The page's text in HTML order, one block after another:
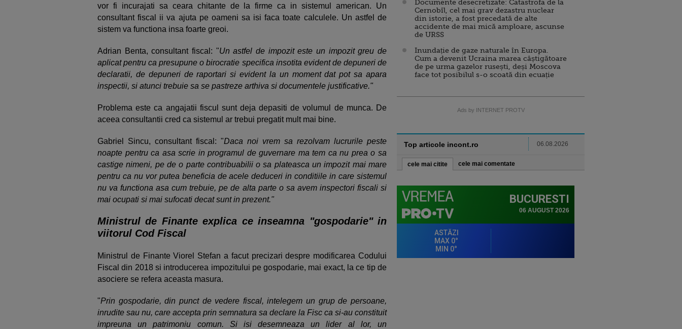
vor fi incurajati sa ceara chitante de la firme ca in sistemul american. Un
consultant fiscal ii va ajuta pe oameni sa isi faca toate calculele. Un astfel de
sistem va functiona insa foarte greoi.
Adrian Benta, consultant fiscal: "Un astfel de impozit este un impozit greu de
aplicat pentru ca presupune o birocratie specifica insotita evident de depuneri de
declaratii, de depuneri de raportari si evident la un moment dat pot sa apara
inspectii, si atunci trebuie sa se pastreze arthiva si documentele justificative."
Problema este ca angajatii fiscul sunt deja depasiti de volumul de munca. De
aceea consultantii cred ca sistemul ar trebui pregatit mult mai bine.
Gabriel Sincu, consultant fiscal: "Daca noi vrem sa rezolvam lucrurile peste
noapte pentru ca asa scrie in programul de guvernare ma tem ca nu prea o sa
castige nimeni, pe de o parte contribuabilii o sa plateasca un impozit mai mare
pentru ca nu vor putea beneficia de acele deduceri in conditiile in care sistemul
nu va functiona asa cum trebuie, pe de alta parte o sa avem inspectori fiscali si
mai ocupati si mai sufocati decat sunt in prezent."
Ministrul de Finante explica ce inseamna "gospodarie" in
viitorul Cod Fiscal
Ministrul de Finante Viorel Stefan a facut precizari despre modificarea Codului
Fiscal din 2018 si introducerea impozitului pe gospodarie, mai exact, la ce tip de
asociere se refera aceasta masura.
"Prin gospodarie, din punct de vedere fiscal, intelegem un grup de persoane,
inrudite sau nu, care accepta prin semnatura sa declare la Fisc ca si-au constituit
impreuna un patrimoniu comun. Si isi desemneaza un lider al lor, un
Documente desecretizate: Catastrofa de la
Cernobîl, cel mai grav dezastru nuclear
din istorie, a fost precedată de alte
accidente de mai mică amploare, ascunse
de URSS
Inundație de gaze naturale în Europa.
Cum a devenit Ucraina marea câștigătoare
de pe urma gazelor rusești, deși Moscova
face tot posibilul s-o scoată din ecuație
Ads by INTERNET PROTV
Top articole incont.ro 06.08.2026
cele mai citite cele mai comentate